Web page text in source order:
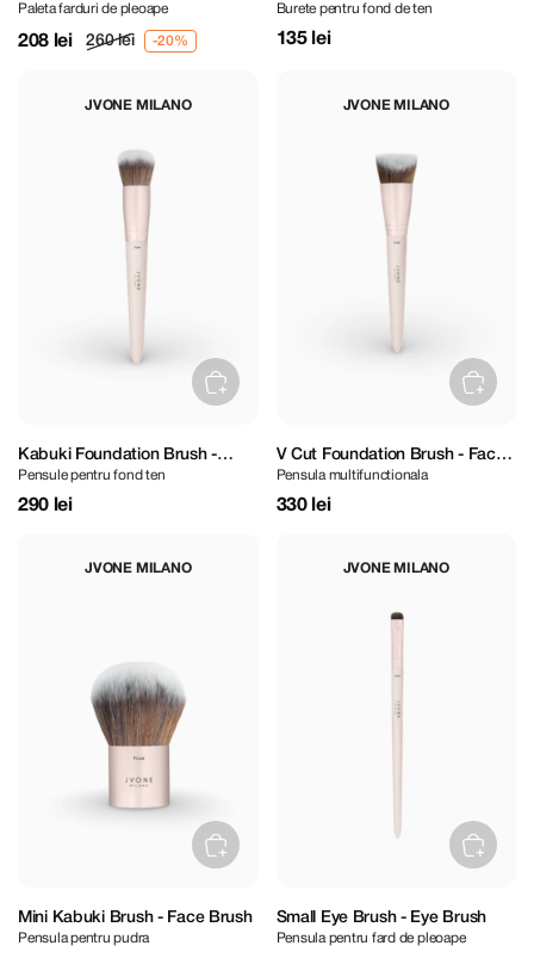
Petite Eyeshadow Palette
Paleta farduri de pleoape
208 lei 260 lei
Burete pentru fond de ten
135 lei
JVONE MILANO
Kabuki Foundation Brush -
Face Brush
Pensule pentru fond ten
290 lei
JVONE MILANO
V Cut Foundation Brush - Face
Brush
Pensula multifunctionala
330 lei
JVONE MILANO
Mini Kabuki Brush - Face Brush
Pensula pentru pudra
JVONE MILANO
Small Eye Brush - Eye Brush
Pensula pentru fard de pleoape